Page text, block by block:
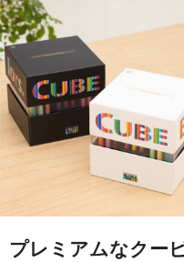
プレミアムなクー